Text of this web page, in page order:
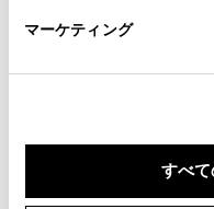
マーケティング
すべ
このグレー